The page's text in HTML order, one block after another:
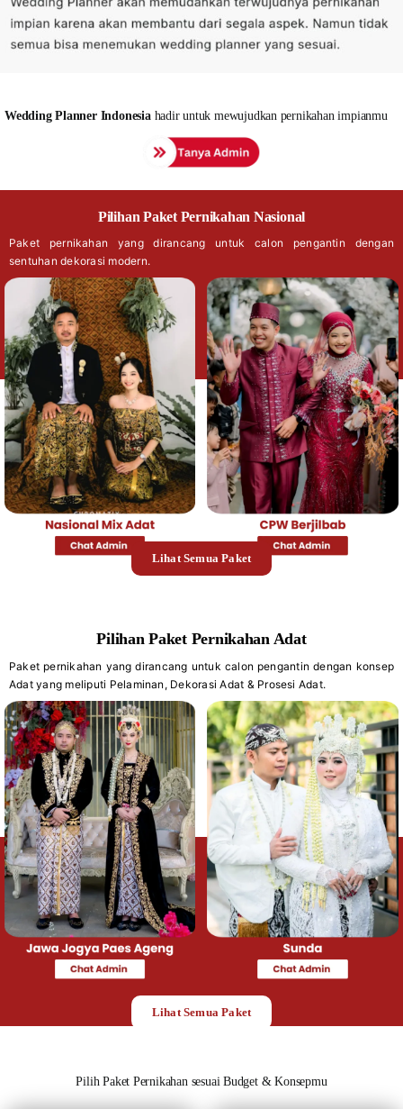
Wedding Planner Indonesiahadir untuk mewujudkan pernikahan impianmu
Pilihan Paket Pernikahan Nasional
Paket pernikahan yang dirancang untuk calon pengantin dengan
sentuhan dekorasi modern.
Lihat Semua Paket
Pilihan Paket Pernikahan Adat
Paket pernikahan yang dirancang untuk calon pengantin dengan konsep
Adat yang meliputi Pelaminan, Dekorasi Adat & Prosesi Adat.
Lihat Semua Paket
Pilih Paket Pernikahan sesuai Budget & Konsepmu